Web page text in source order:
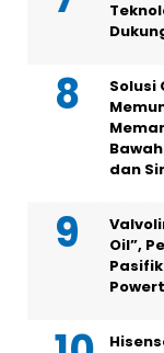
Solusi
dan
Oil”,